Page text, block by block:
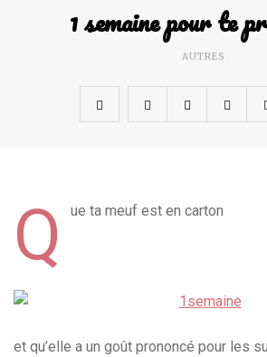
1 semaine pour te
AUTRES
Q ue ta meuf est en carton
et qu’elle a un goût prononcé pour les